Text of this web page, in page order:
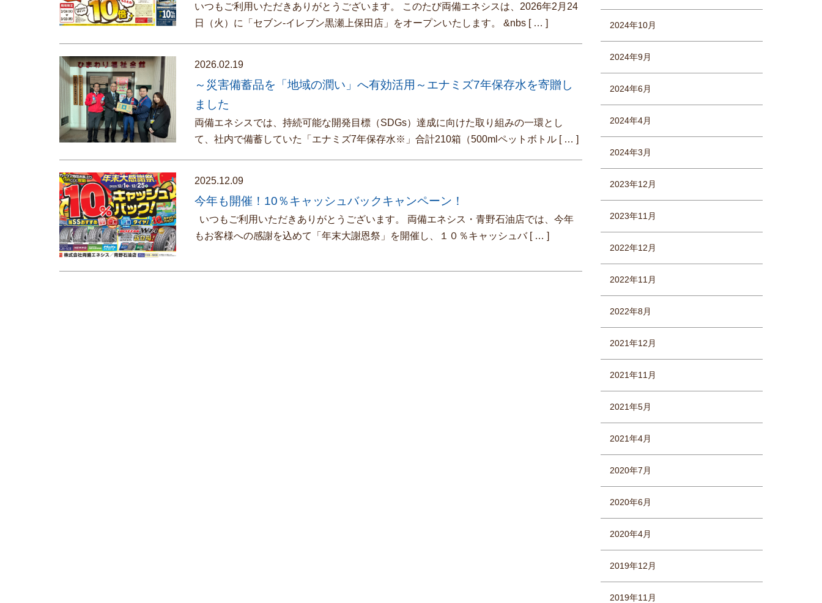
いつもご利用いただきありがとうございます。 このたび両備エネシスは、2026年2月24
日（火）に「セブン-イレブン黒瀬上保田店」をオープンいたします。 &nbs [ … ]
2026.02.19
～災害備蓄品を「地域の潤い」へ有効活用～エナミズ7年保存水を寄贈し
ました
両備エネシスでは、持続可能な開発目標（SDGs）達成に向けた取り組みの一環とし
て、社内で備蓄していた「エナミズ7年保存水※」合計210箱（500mlペットボトル [ … ]
2025.12.09
今年も開催！10％キャッシュバックキャンペーン！
いつもご利用いただきありがとうございます。 両備エネシス・青野石油店では、今年
もお客様への感謝を込めて「年末大謝恩祭」を開催し、１０％キャッシュバ [ … ]
2024年10月
2024年9月
2024年6月
2024年4月
2024年3月
2023年12月
2023年11月
2022年12月
2022年11月
2022年8月
2021年12月
2021年11月
2021年5月
2021年4月
2020年7月
2020年6月
2020年4月
2019年12月
2019年11月